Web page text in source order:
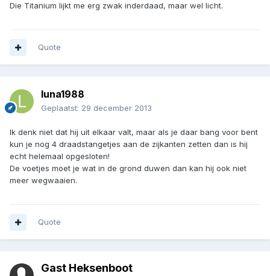
Die Titanium lijkt me erg zwak inderdaad, maar wel licht.
Quote
luna1988
Geplaatst: 29 december 2013
Ik denk niet dat hij uit elkaar valt, maar als je daar bang voor bent
kun je nog 4 draadstangetjes aan de zijkanten zetten dan is hij
echt helemaal opgesloten!
De voetjes moet je wat in de grond duwen dan kan hij ook niet
meer wegwaaien.
Quote
Gast Heksenboot